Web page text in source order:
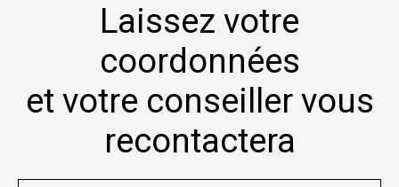
Laissez votre
coordonnées
et votre conseiller vous
recontactera